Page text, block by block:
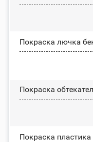
Покраска лючка
Покраска
Покраска